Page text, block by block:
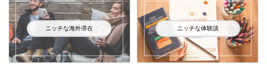
ニッチな海外滞在 ニッチな体験談